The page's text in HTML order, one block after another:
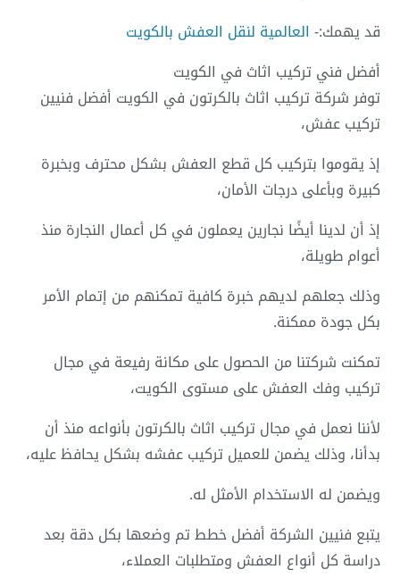
قد يهمك:- العالمية لنقل العفش بالكويت
أفضل فني تركيب اثاث في الكويت
توفر شركة تركيب اثاث بالكرتون في الكويت أفضل فنيين
تركيب عفش،
إذ يقوموا بتركيب كل قطع العفش بشكل محترف وبخبرة
كبيرة وبأعلى درجات الأمان،
إذ أن لدينا أيضًا نجارين يعملون في كل أعمال النجارة منذ
أعوام طويلة،
وذلك جعلهم لديهم خبرة كافية تمكنهم من إتمام الأمر
بكل جودة ممكنة.
تمكنت شركتنا من الحصول على مكانة رفيعة في مجال
تركيب وفك العفش على مستوى الكويت،
لأننا نعمل في مجال تركيب اثاث بالكرتون بأنواعه منذ أن
بدأنا، وذلك يضمن للعميل تركيب عفشه بشكل يحافظ عليه،
ويضمن له الاستخدام الأمثل له.
يتبع فنيين الشركة أفضل خطط تم وضعها بكل دقة بعد
دراسة كل أنواع العفش ومتطلبات العملاء،